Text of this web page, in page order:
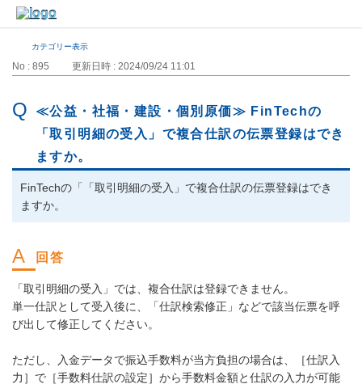
カテゴリー表示
No : 895 更新日時 : 2024/09/24 11:01
≪公益・社福・建設・個別原価≫ FinTechの
「取引明細の受入」で複合仕訳の伝票登録はでき
ますか。
FinTechの「「取引明細の受入」で複合仕訳の伝票登録はでき
ますか。
「取引明細の受入」では、複合仕訳は登録できません。
単一仕訳として受入後に、「仕訳検索修正」などで該当伝票を呼
び出して修正してください。
ただし、入金データで振込手数料が当方負担の場合は、［仕訳入
力］で［手数料仕訳の設定］から手数料金額と仕訳の入力が可能